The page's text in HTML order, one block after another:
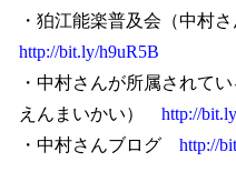
・狛江能楽普及会（中村
http://bit.ly/h9uR5B
・中村さんが所属されて
えんまいかい） http://
・中村さんブログ http://